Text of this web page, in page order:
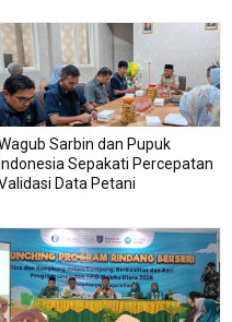
Sarbin dan Pupuk
Indonesia Sepakati Percepatan
Data Petani